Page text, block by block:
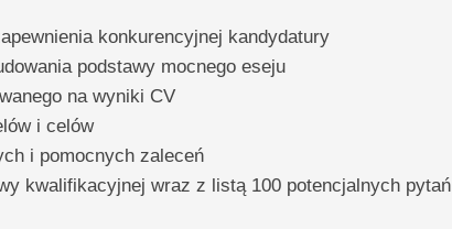
konkurencyjnej kandydatury
podstawy mocnego eseju
na wyniki CV
i celów
i pomocnych zaleceń
kwalifikacyjnej wraz z listą 100 potencjalnych pytań